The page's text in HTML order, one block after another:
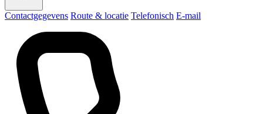
Contactgegevens Route & locatie Telefonisch E-mail